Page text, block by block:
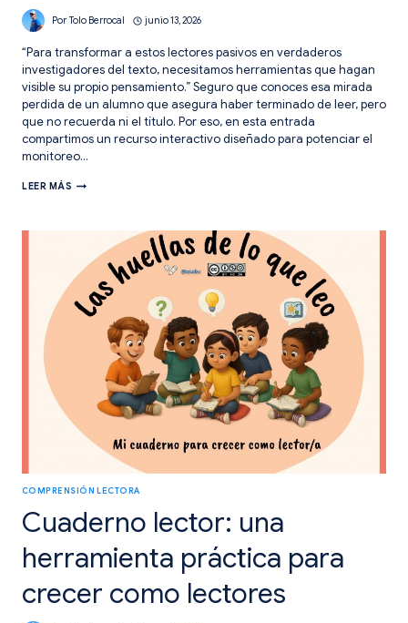
Por Tolo Berrocal junio 13, 2026
“Para transformar a estos lectores pasivos en verdaderos
investigadores del texto, necesitamos herramientas que hagan
visible su propio pensamiento.” Seguro que conoces esa mirada
perdida de un alumno que asegura haber terminado de leer, pero
que no recuerda ni el título. Por eso, en esta entrada
compartimos un recurso interactivo diseñado para potenciar el
monitoreo…
LEER MÁS MONITOREO
CHECKLIST
DEFINITIVO
COMPRENSIÓN LECTORA
Cuaderno lector: una
herramienta práctica para
crecer como lectores